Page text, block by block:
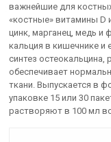
важнейшие для
«костные» витамины
цинк, марганец, медь и
кальция в кишечнике и
синтез остеокальцина,
обеспечивает
ткани. Выпускается в
упаковке 15 или 30
растворяют в 100 мл